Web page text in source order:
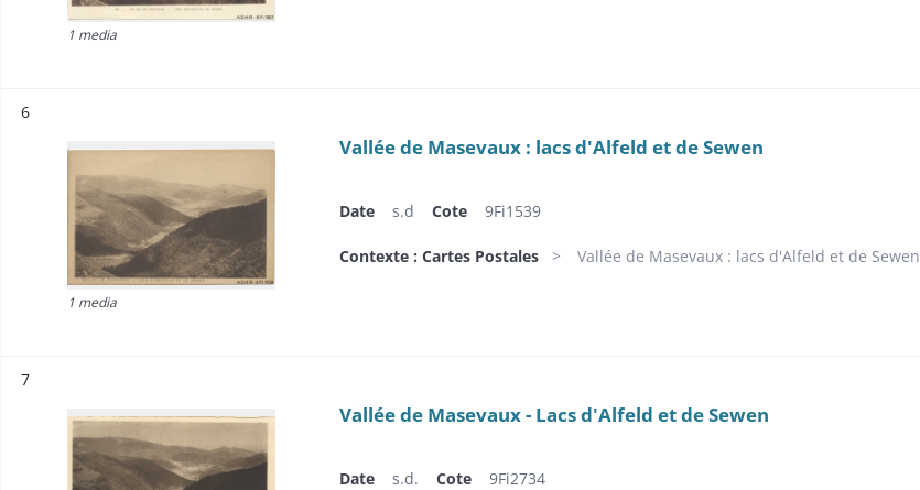
1 media
6
1 media
Vallée de Masevaux : lacs d'Alfeld et de Sewen
Date s.d Cote 9Fi1539
Contexte : Cartes Postales Vallée de Masevaux : lacs d'Alfeld et de Sewen
7
Vallée de Masevaux - Lacs d'Alfeld et de Sewen
Date s.d. Cote 9Fi2734